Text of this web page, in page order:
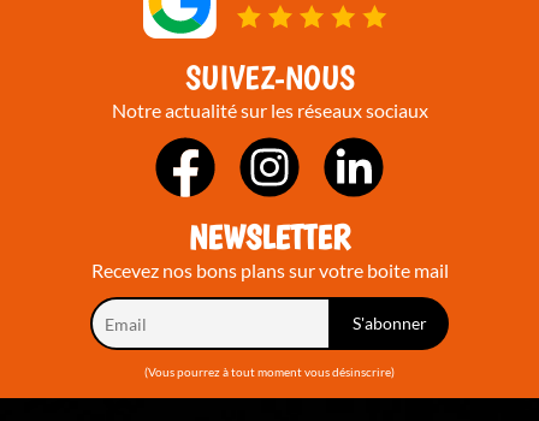
SUIVEZ-NOUS
Notre actualité sur les réseaux sociaux
NEWSLETTER
Recevez nos bons plans sur votre boite mail
(Vous pourrez à tout moment vous désinscrire)